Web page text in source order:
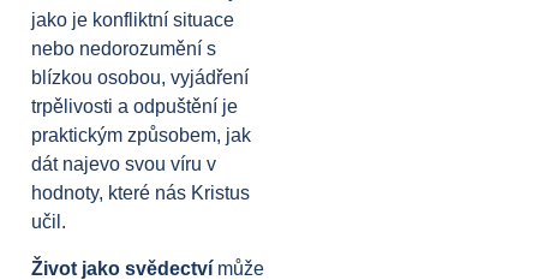
jako je konfliktní situace
nebo nedorozumění s
blízkou osobou, vyjádření
trpělivosti a odpuštění je
praktickým způsobem, jak
dát najevo svou víru v
hodnoty, které nás Kristus
učil.
Život jako svědectví může